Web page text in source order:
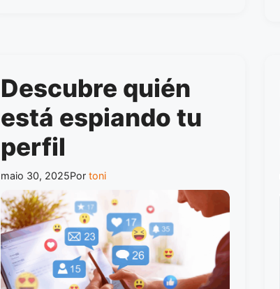
Descubre quién
está espiando tu
perfil
maio 30, 2025Portoni